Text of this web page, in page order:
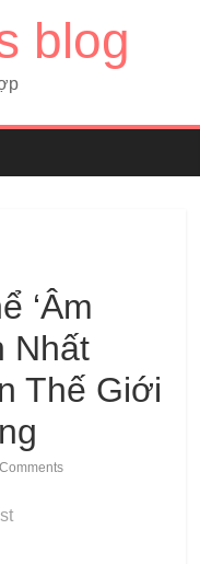
blog
‘Âm
Nhất
Thế Giới